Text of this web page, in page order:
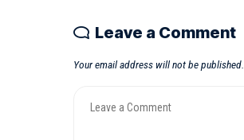
Leave a Comment
Your email address will not be published.